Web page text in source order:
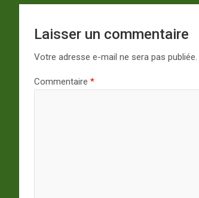
Laisser un commentaire
Votre adresse e-mail ne sera pas publiée.
Commentaire *